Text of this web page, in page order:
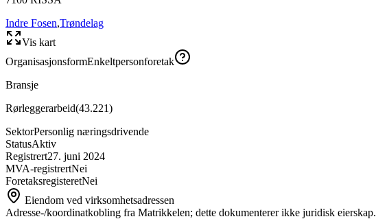
Indre Fosen,Trøndelag
Vis kart
OrganisasjonsformEnkeltpersonforetak
Bransje
Rørleggerarbeid(43.221)
SektorPersonlig næringsdrivende
StatusAktiv
Registrert27. juni 2024
MVA-registrertNei
ForetaksregisteretNei
Eiendom ved virksomhetsadressen
Adresse-/koordinatkobling fra Matrikkelen; dette dokumenterer ikke juridisk eierskap.